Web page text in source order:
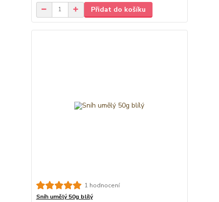
Přidat do košíku
1 hodnocení
Sníh umělý 50g blílý